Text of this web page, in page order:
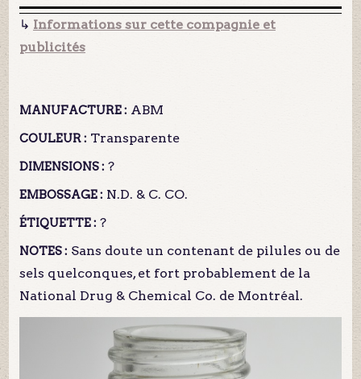
↳ Informations sur cette compagnie et
publicités
MANUFACTURE : ABM
COULEUR : Transparente
DIMENSIONS : ?
EMBOSSAGE : N.D. & C. CO.
ÉTIQUETTE : ?
NOTES : Sans doute un contenant de pilules ou de
sels quelconques, et fort probablement de la
National Drug & Chemical Co. de Montréal.